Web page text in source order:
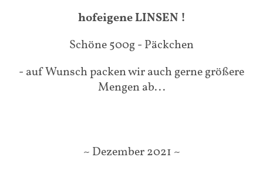
hofeigene LINSEN !
Schöne 500g - Päckchen
- auf Wunsch packen wir auch gerne größere
Mengen ab...
~ Dezember 2021 ~